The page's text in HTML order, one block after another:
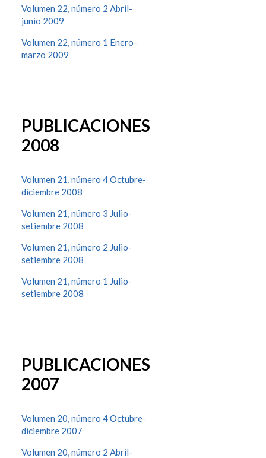
Volumen 22, número 2 Abril-
junio 2009
Volumen 22, número 1 Enero-
marzo 2009
PUBLICACIONES
2008
Volumen 21, número 4 Octubre-
diciembre 2008
Volumen 21, número 3 Julio-
setiembre 2008
Volumen 21, número 2 Julio-
setiembre 2008
Volumen 21, número 1 Julio-
setiembre 2008
PUBLICACIONES
2007
Volumen 20, número 4 Octubre-
diciembre 2007
Volumen 20, número 2 Abril-